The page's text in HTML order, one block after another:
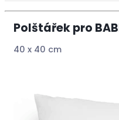
Polštářek pro
40 x 40 cm